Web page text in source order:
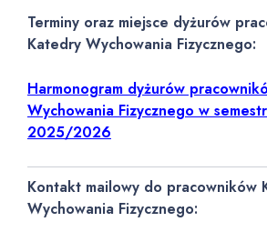
Terminy oraz miejsce dyżurów
Katedry Wychowania Fizycznego:
Harmonogram dyżurów
Wychowania Fizycznego w
2025/2026
Kontakt mailowy do pracowników
Wychowania Fizycznego: